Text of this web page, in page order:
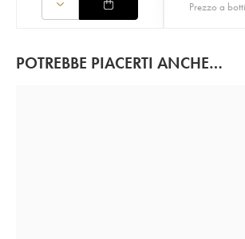
Prezzo a
POTREBBE PIACERTI ANCHE…